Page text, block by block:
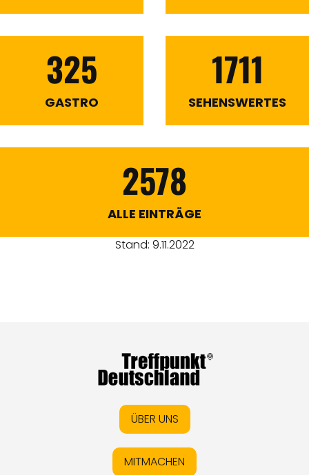
325
GASTRO
1711
SEHENSWERTES
2578
ALLE EINTRÄGE
Stand: 9.11.2022
ÜBER UNS
MITMACHEN